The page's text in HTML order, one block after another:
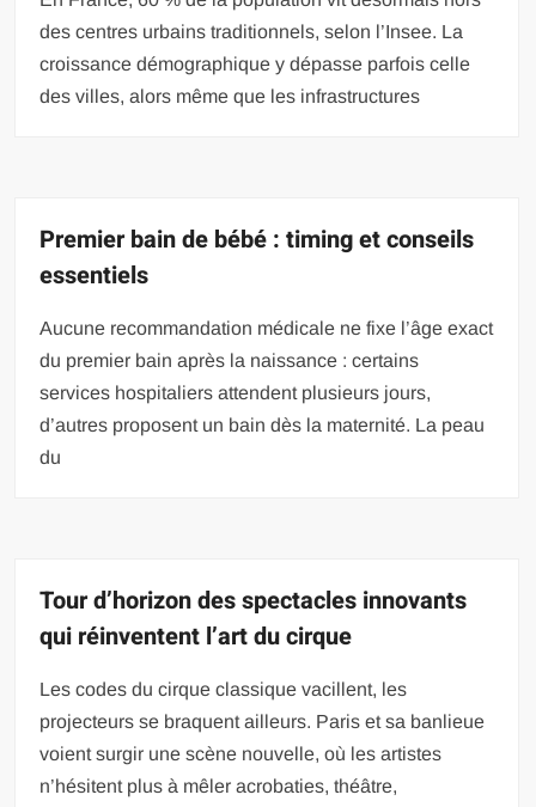
des centres urbains traditionnels, selon l’Insee. La
croissance démographique y dépasse parfois celle
des villes, alors même que les infrastructures
Premier bain de bébé : timing et conseils
essentiels
Aucune recommandation médicale ne fixe l’âge exact
du premier bain après la naissance : certains
services hospitaliers attendent plusieurs jours,
d’autres proposent un bain dès la maternité. La peau
du
Tour d’horizon des spectacles innovants
qui réinventent l’art du cirque
Les codes du cirque classique vacillent, les
projecteurs se braquent ailleurs. Paris et sa banlieue
voient surgir une scène nouvelle, où les artistes
n’hésitent plus à mêler acrobaties, théâtre,